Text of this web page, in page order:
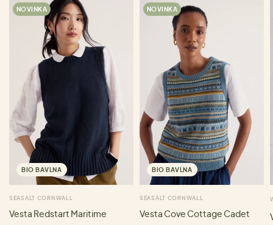
NOVINKA
BIO BAVLNA
SEASALT CORNWALL
Vesta Redstart Maritime
NOVINKA
BIO BAVLNA
SEASALT CORNWALL
Vesta Cove Cottage Cadet